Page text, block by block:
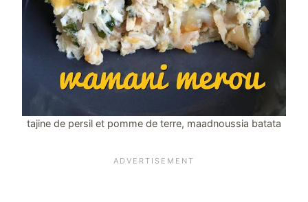
tajine de persil et pomme de terre, maadnoussia batata